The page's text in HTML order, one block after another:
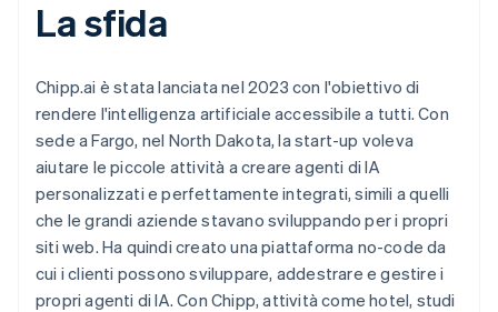
La sfida
Chipp.ai è stata lanciata nel 2023 con l'obiettivo di
rendere l'intelligenza artificiale accessibile a tutti. Con
sede a Fargo, nel North Dakota, la start-up voleva
aiutare le piccole attività a creare agenti di IA
personalizzati e perfettamente integrati, simili a quelli
che le grandi aziende stavano sviluppando per i propri
siti web. Ha quindi creato una piattaforma no-code da
cui i clienti possono sviluppare, addestrare e gestire i
propri agenti di IA. Con Chipp, attività come hotel, studi